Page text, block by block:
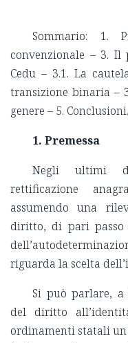
Sommario: 1.
convenzionale – 3. Il
Cedu – 3.1. La
transizione binaria –
genere – 5. Conclusioni.
1. Premessa
Negli ultimi
rettificazione
assumendo una
diritto, di pari
riguarda la scelta
Si può parlare, a
del diritto
ordinamenti statali